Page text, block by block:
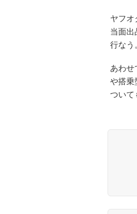
ヤフオ
当面出
行なう
あわせ
や搭乗
ついて